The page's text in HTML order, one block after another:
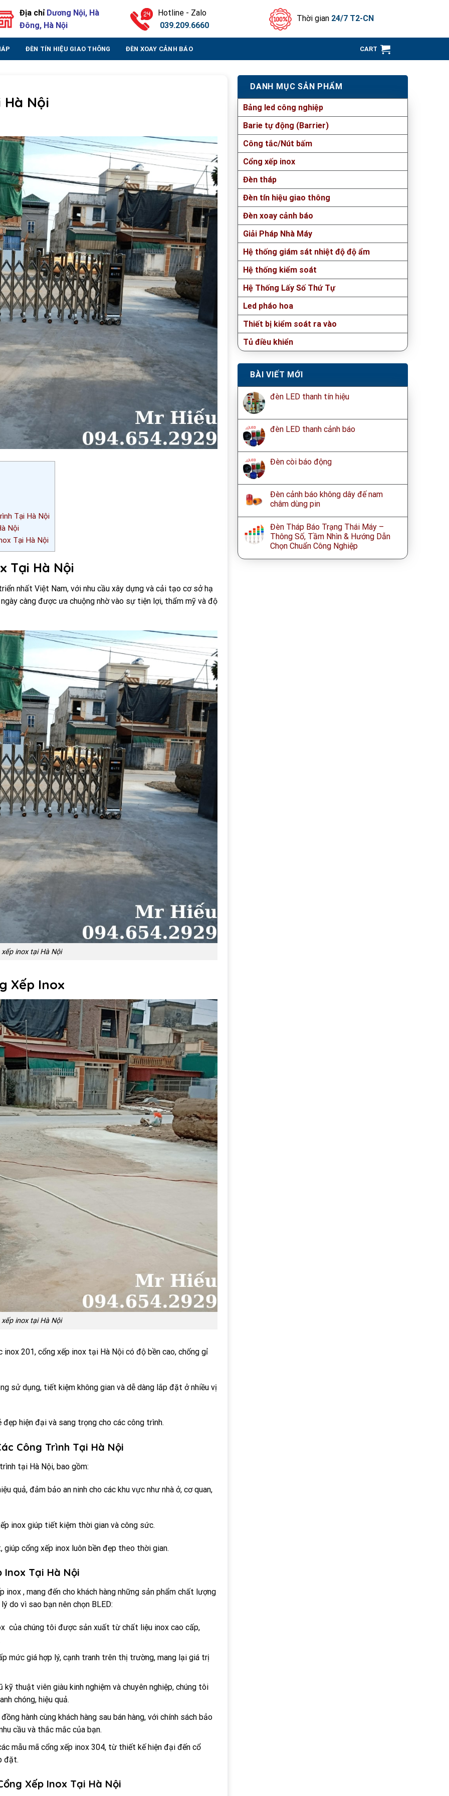
Địa chỉ Dương Nội, Hà
Đông, Hà Nội
Hotline - Zalo
039.209.6660
Thời gian 24/7 T2-CN
ĐÈN TÍN HIỆU GIAO THÔNG ĐÈN XOAY CẢNH BÁO CART
Hà Nội
Tại Hà Nội
Nội
Tại Hà Nội
Tại Hà Nội
nhất Việt Nam, với nhu cầu xây dựng và cải tạo cơ sở hạ
càng được ưa chuộng nhờ vào sự tiện lợi, thẩm mỹ và độ
xếp inox tại Hà Nội
Xếp Inox
xếp inox tại Hà Nội
201, cổng xếp inox tại Hà Nội có độ bền cao, chống gỉ
sử dụng, tiết kiệm không gian và dễ dàng lắp đặt ở nhiều vị
hiện đại và sang trọng cho các công trình.
Công Trình Tại Hà Nội
tại Hà Nội, bao gồm:
quả, đảm bảo an ninh cho các khu vực như nhà ở, cơ quan,
inox giúp tiết kiệm thời gian và công sức.
cổng xếp inox luôn bền đẹp theo thời gian.
Inox Tại Hà Nội
inox , mang đến cho khách hàng những sản phẩm chất lượng
do vì sao bạn nên chọn BLED:
của chúng tôi được sản xuất từ chất liệu inox cao cấp,
mức giá hợp lý, cạnh tranh trên thị trường, mang lại giá trị
kỹ thuật viên giàu kinh nghiệm và chuyên nghiệp, chúng tôi
chóng, hiệu quả.
hành cùng khách hàng sau bán hàng, với chính sách bảo
cầu và thắc mắc của bạn.
mẫu mã cổng xếp inox 304, từ thiết kế hiện đại đến cổ
đặt.
Xếp Inox Tại Hà Nội
DANH MỤC SẢN PHẨM
Bảng led công nghiệp
Barie tự động (Barrier)
Công tắc/Nút bấm
Cổng xếp inox
Đèn tháp
Đèn tín hiệu giao thông
Đèn xoay cảnh báo
Giải Pháp Nhà Máy
Hệ thống giám sát nhiệt độ độ ẩm
Hệ thống kiểm soát
Hệ Thống Lấy Số Thứ Tự
Led pháo hoa
Thiết bị kiểm soát ra vào
Tủ điều khiển
BÀI VIẾT MỚI
đèn LED thanh tín hiệu
đèn LED thanh cảnh báo
Đèn còi báo động
Đèn cảnh báo không dây đế nam
châm dùng pin
Đèn Tháp Báo Trạng Thái Máy –
Thông Số, Tầm Nhìn & Hướng Dẫn
Chọn Chuẩn Công Nghiệp